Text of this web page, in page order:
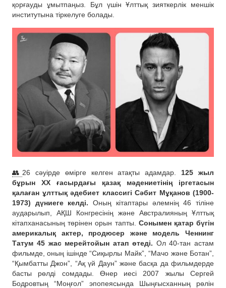
қорғауды ұмытпаңыз. Бұл үшін Ұлттық зияткерлік меншік
институтына тіркелуге болады.
👥 26 сәуірде өмірге келген атақты адамдар. 125 жыл
бұрын ХХ ғасырдағы қазақ мәдениетінің іргетасын
қалаған ұлттық әдебиет классигі Сәбит Мұқанов (1900-
1973) дүниеге келді. Оның кітаптары әлемнің 46 тіліне
аударылып, АҚШ Конгресінің және Австралияның Ұлттық
кітапханасының төрінен орын тапты. Сонымен қатар бүгін
америкалық актер, продюсер және модель Ченнинг
Татум 45 жас мерейтойын атап өтеді. Ол 40-тан астам
фильмде, оның ішінде “Сиқырлы Майк”, “Мачо және Ботан”,
“Қымбатты Джон”, “Ақ үй Даун” және басқа да фильмдерде
басты рөлді сомдады. Өнер иесі 2007 жылы Сергей
Бодровтың “Моңғол” эпопеясында Шыңғысханның рөлін